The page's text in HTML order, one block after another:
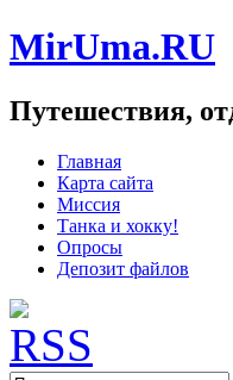
MirUma.RU
Путешествия,
Главная
Карта сайта
Миссия
Танка и хокку!
Опросы
Депозит файлов